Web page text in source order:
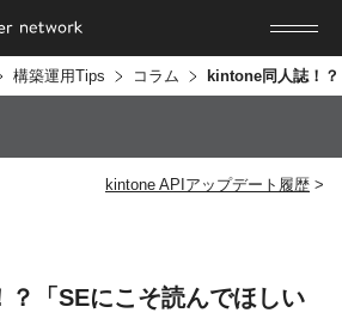
構築運用Tips コラム
kintone APIアップデート履歴
？「SEにこそ読んでほしい